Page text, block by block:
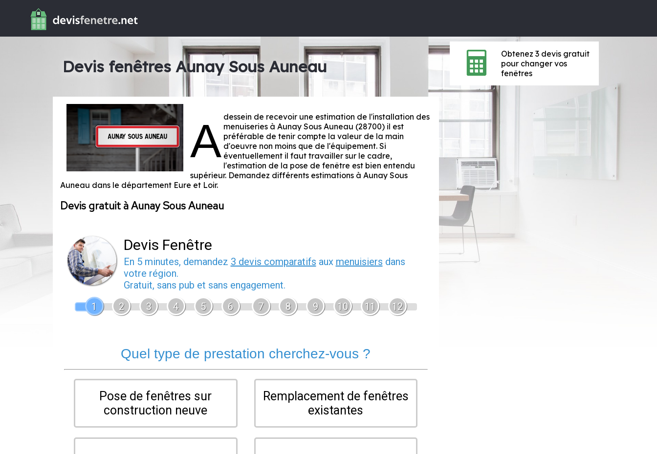
Devis fenêtres Aunay Sous Auneau
A dessein de recevoir une estimation de l'installation des
menuiseries à Aunay Sous Auneau (28700) il est
préférable de tenir compte la valeur de la main
d'oeuvre non moins que de l'équipement. Si
éventuellement il faut travailler sur le cadre,
l'estimation de la pose de fenêtre est bien entendu
supérieur. Demandez différents estimations à Aunay Sous
Auneau dans le département Eure et Loir.
Devis gratuit à Aunay Sous Auneau
Devis Fenêtre
En 5 minutes, demandez 3 devis comparatifs aux menuisiers dans
votre région.
Gratuit, sans pub et sans engagement.
1
2 3 4 5 6 7 8 9 10 11 12
Quel type de prestation cherchez-vous ?
Pose de fenêtres sur
construction neuve
Remplacement de fenêtres
existantes
Obtenez 3 devis gratuit
pour changer vos
fenêtres